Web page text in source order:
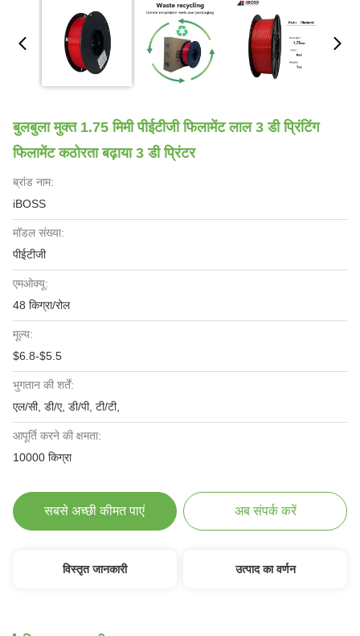
बुलबुला मुक्त 1.75 मिमी पीईटीजी फिलामेंट लाल 3 डी प्रिंटिंग
फिलामेंट कठोरता बढ़ाया 3 डी प्रिंटर
ब्रांड नाम:
iBOSS
मॉडल संख्या:
पीईटीजी
एमओक्यू:
48 किग्रा/रोल
मूल्य:
$6.8-$5.5
भुगतान की शर्तें:
एल/सी, डी/ए, डी/पी, टी/टी,
आपूर्ति करने की क्षमता:
10000 किग्रा
सबसे अच्छी कीमत पाएं अब संपर्क करें
विस्तृत जानकारी उत्पाद का वर्णन